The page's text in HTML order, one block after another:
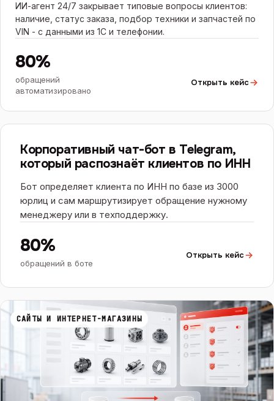
ИИ-агент 24/7 закрывает типовые вопросы клиентов:
наличие, статус заказа, подбор техники и запчастей по
VIN - с данными из 1С и телефонии.
80%
обращений
автоматизировано
Открыть кейс
ЧАТ-БОТЫ И ИИ
Корпоративный чат-бот в Telegram,
который распознаёт клиентов по ИНН
Бот определяет клиента по ИНН по базе из 3000
юрлиц и сам маршрутизирует обращение нужному
менеджеру или в техподдержку.
80%
обращений в боте
Открыть кейс
САЙТЫ И ИНТЕРНЕТ-МАГАЗИНЫ